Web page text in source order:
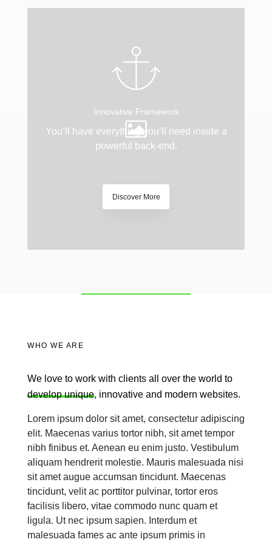
Innovative Framework
You’ll have everything you’ll need inside a
powerful back-end.
Discover More
WHO WE ARE
We love to work with clients all over the world to
develop unique, innovative and modern websites.
Lorem ipsum dolor sit amet, consectetur adipiscing
elit. Maecenas varius tortor nibh, sit amet tempor
nibh finibus et. Aenean eu enim justo. Vestibulum
aliquam hendrerit molestie. Mauris malesuada nisi
sit amet augue accumsan tincidunt. Maecenas
tincidunt, velit ac porttitor pulvinar, tortor eros
facilisis libero, vitae commodo nunc quam et
ligula. Ut nec ipsum sapien. Interdum et
malesuada fames ac ante ipsum primis in